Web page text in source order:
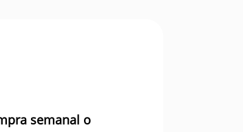
semanal o